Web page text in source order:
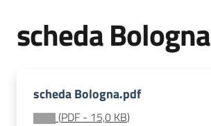
Centri
estivi
socioeducativi
scheda Bologna
scheda Bologna.pdf
(PDF - 15,0 KB)